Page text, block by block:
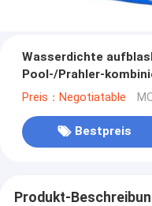
Wasserdichte
Pool-/Prahler-
Preis：Negotiatable
Bestpreis
Produkt-